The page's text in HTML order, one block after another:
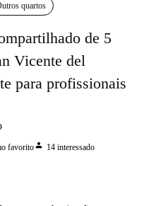
quartos
de 5
Vicente del
para profissionais
favoritoperson 14 interessado